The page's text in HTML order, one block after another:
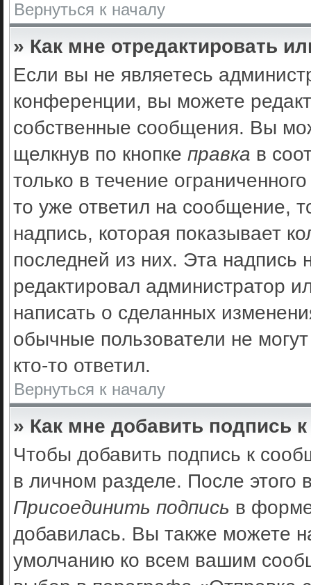
Вернуться к началу
» Как мне отредактировать
Если вы не являетесь
конференции, вы можете
собственные сообщения. Вы
щелкнув по кнопке правка в
только в течение
то уже ответил на сообщение,
надпись, которая показывает
последней из них. Эта надпись
редактировал администратор
написать о сделанных
обычные пользователи не
кто-то ответил.
Вернуться к началу
» Как мне добавить подпись
Чтобы добавить подпись к
в личном разделе. После
Присоединить подпись в
добавилась. Вы также можете
умолчанию ко всем вашим